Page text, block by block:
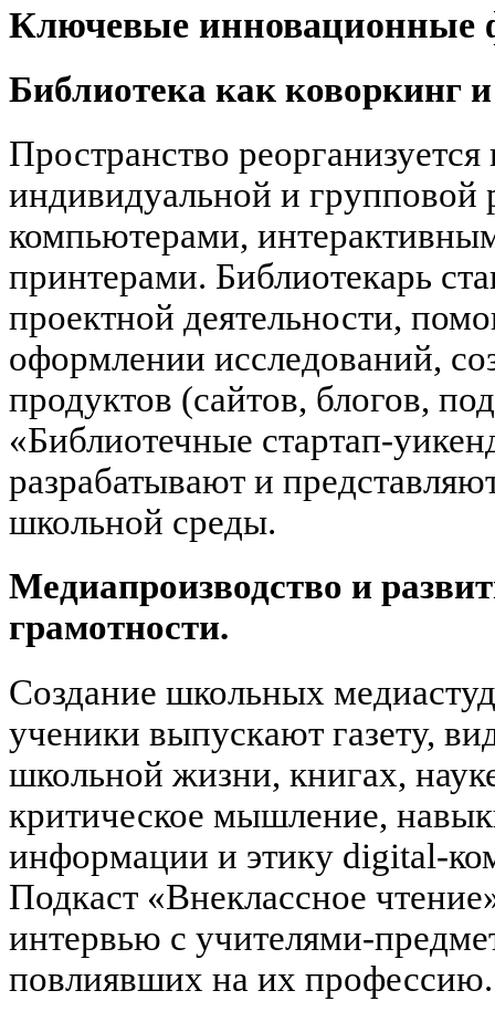
Ключевые инновационные
Библиотека как коворкинг
Пространство
индивидуальной и
компьютерами,
принтерами. Библиотекарь
проектной деятельности,
оформлении исследований,
продуктов (сайтов, блогов,
«Библиотечные стартап-
разрабатывают и
школьной среды.
Медиапроизводство и
грамотности.
Создание школьных
ученики выпускают газету,
школьной жизни, книгах,
критическое мышление,
информации и этику digital-
Подкаст «Внеклассное
интервью с учителями-
повлиявших на их профессию.